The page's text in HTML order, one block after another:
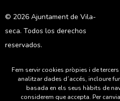
© 2026 Ajuntament de Vila-
seca. Todos los derechos
reservados.
Fem servir cookies pròpies i de
analitzar dades d´accés, incloure
basada en els seus hàbits de
considerem que accepta. Per